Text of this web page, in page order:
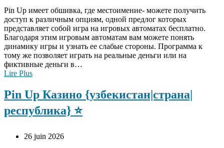
Pin Up имеет обшивка, где местоимение- можете получить
доступ к различным опциям, одной предлог которых
представляет собой игра на игровых автоматах бесплатно.
Благодаря этим игровым автоматам вам можете понять
динамику игры и узнать ее слабые стороны. Программа к
тому же позволяет играть на реальные деньги или на
фиктивные деньги в…
Lire Plus
Pin Up Казино {узбекистан|страна|
республика} ⭐️
26 juin 2026